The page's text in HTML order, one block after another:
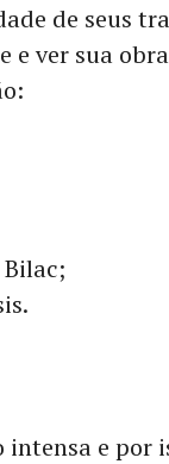
de seus
ver sua
e por